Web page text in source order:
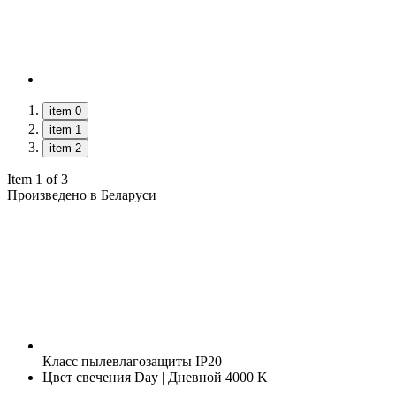
item 0
item 1
item 2
Item 1 of 3
Произведено в Беларуси
Класс пылевлагозащиты IP20
Цвет свечения Day | Дневной 4000 K